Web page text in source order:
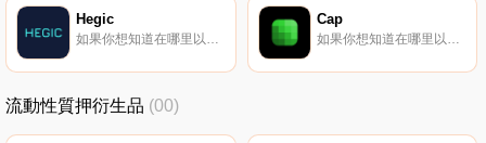
Hegic
如果你想知道在哪里以當前價格購買Hegic,目前交易{Hegic]股票的頂級加密貨幣交易所是OKX、CoinW、DigiFinex、BingX和KuCoin。您可以在我們的加密貨幣交易所頁面上找到其他列表。什么是二進制？Hegic是一種美式、鏈上AMM期權交易協議.
Cap
如果你想知道在哪里以當前價格購買Cap,目前交易{Cap]股票的頂級加密貨幣交易所是Uniswap（V3）（ArCAPtrum）。您可以在我們的加密貨幣交易所頁面上找到其他列表。CAP是一種去中心化交易協議,功能強大且易于使用。*直接從您的Web3錢包交易加密貨幣和外匯.
流動性質押衍生品 (00)